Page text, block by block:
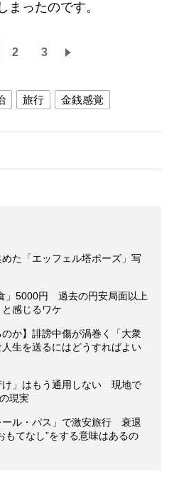
まったのです。
2 3
旅行 金銭感覚
めた「エッフェル塔ポーズ」写
」5000円 過去の円安局面以上
感じるワケ
のか】誹謗中傷が渦巻く「大衆
生を送るにはどうすればよい
け」はもう通用しない 現地で
現実
ール・パス」で激安旅行 衰退
もてなし”をする意味はあるの